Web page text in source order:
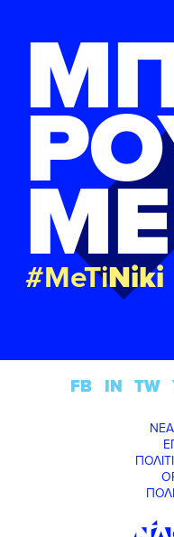
ΜΕ
#MeTiNiki
FB IN TW